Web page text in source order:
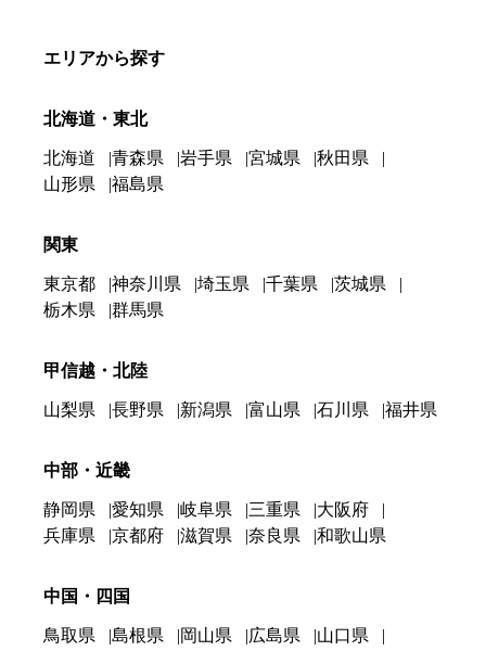
エリアから探す
北海道・東北
北海道 青森県 岩手県 宮城県
秋田県
山形県
福島県
関東
東京都 神奈川県 埼玉県 千葉県
茨城県
栃木県
群馬県
甲信越・北陸
山梨県 長野県 新潟県 富山県 石川県 福井県
中部・近畿
静岡県 愛知県 岐阜県 三重県
大阪府
兵庫県
京都府 滋賀県 奈良県 和歌山県
中国・四国
鳥取県 島根県 岡山県 広島県
山口県